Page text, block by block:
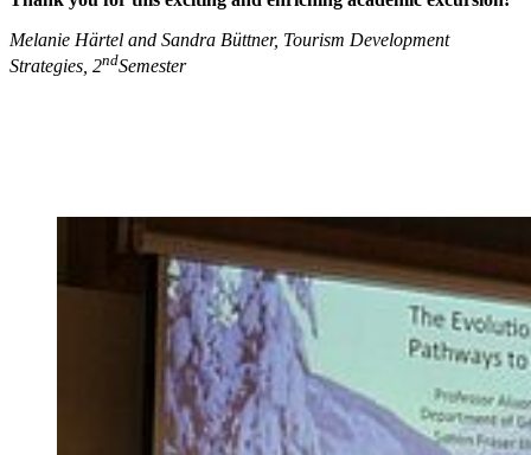
Melanie Härtel and Sandra Büttner, Tourism Development
Strategies, 2ndSemester